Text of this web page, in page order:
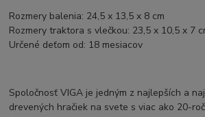
Rozmery balenia: 24,5 x 13,5 x 8 cm
Rozmery traktora s vlečkou: 23,5 x 10,5 x 7
Určené deťom od: 18 mesiacov
Spoločnosť VIGA je jedným z najlepších a
drevených hračiek na svete s viac ako 20-